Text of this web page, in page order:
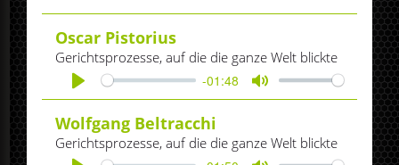
Oscar Pistorius
Gerichtsprozesse, auf die die ganze Welt blickte
Play
-01:48
Mute
Wolfgang Beltracchi
Gerichtsprozesse, auf die die ganze Welt blickte